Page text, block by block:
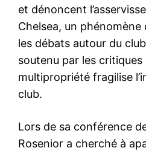
et dénoncent
Chelsea, un
les débats autour du
soutenu par les
multipropriété fragilise
club.
Lors de sa conférence
Rosenior a cherché à